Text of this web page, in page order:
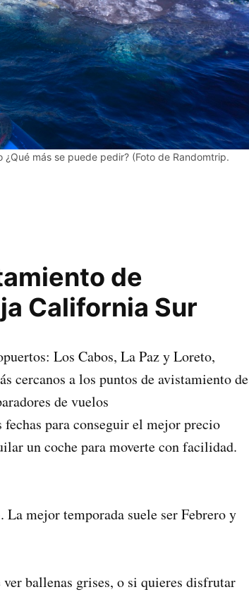
más se puede pedir? (Foto de Randomtrip.
de
California Sur
Los Cabos, La Paz y Loreto,
cercanos a los puntos de avistamiento de
de vuelos
para conseguir el mejor precio
un coche para moverte con facilidad.
mejor temporada suele ser Febrero y
ballenas grises, o si quieres disfrutar